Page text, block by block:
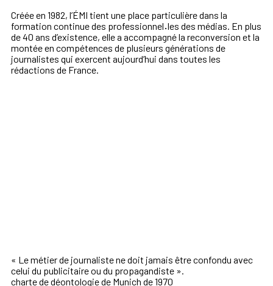
Créée en 1982, l’ÉMI tient une place particulière dans la
formation continue des professionnel·les des médias. En plus
de 40 ans d’existence, elle a accompagné la reconversion et la
montée en compétences de plusieurs générations de
journalistes qui exercent aujourd’hui dans toutes les
rédactions de France.
« Le métier de journaliste ne doit jamais être confondu avec
celui du publicitaire ou du propagandiste ».
charte de déontologie de Munich de 1970